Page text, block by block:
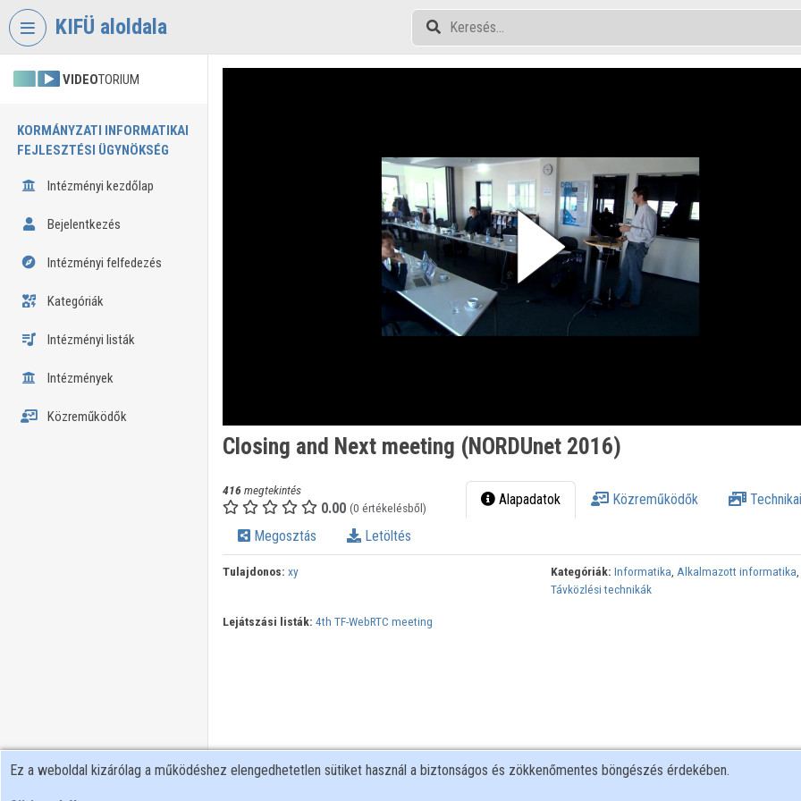
Fejléc kihagyása
KIFÜ aloldala
VIDEOTORIUM
KORMÁNYZATI INFORMATIKAI
FEJLESZTÉSI ÜGYNÖKSÉG
Intézményi kezdőlap
Bejelentkezés
Intézményi felfedezés
Kategóriák
Intézményi listák
Intézmények
Közreműködők
Closing and Next meeting (NORDUnet 2016)
416 megtekintés
0.00 (0 értékelésből) Alapadatok Közreműködők
Megosztás Letöltés
Tulajdonos: xy Kategóriák: Informatika,Alkalmazott informatika
Távközlési technikák
Lejátszási listák: 4th TF-WebRTC meeting
Ez a weboldal kizárólag a működéshez elengedhetetlen sütiket használ a biztonságos és zökkenőmentes böngészés érdekében.